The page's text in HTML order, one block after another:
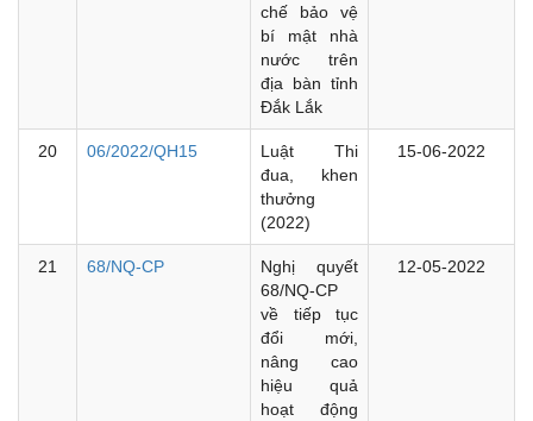
chế bảo vệ
bí mật nhà
nước trên
địa bàn tỉnh
Đắk Lắk
20 06/2022/QH15
Luật Thi
đua, khen
thưởng
(2022)
15-06-2022
21 68/NQ-CP
Nghị quyết
68/NQ-CP
về tiếp tục
đổi mới,
nâng cao
hiệu quả
hoạt động
12-05-2022